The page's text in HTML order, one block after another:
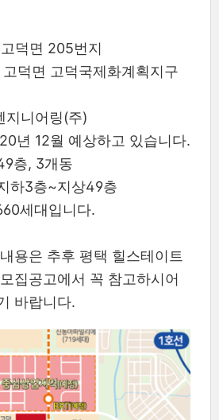
덕면 205번지
덕면 고덕국제화계획지구
지니어링(주)
년 12월 예상하고 있습니다.
층, 3개동
하3층~지상49층
세대입니다.
용은 추후 평택 힐스테이트
집공고에서 꼭 참고하시어
바랍니다.